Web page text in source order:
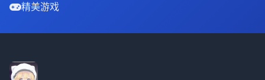
精美游戏